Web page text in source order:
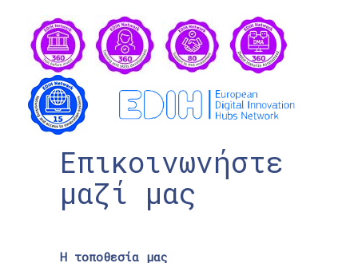
Επικοινωνήστε
μαζί μας
Η τοποθεσία μας